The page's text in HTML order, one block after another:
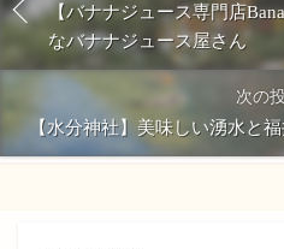
【バナナジュース専門店
なバナナジュース屋さん
次の
【水分神社】美味しい湧水と